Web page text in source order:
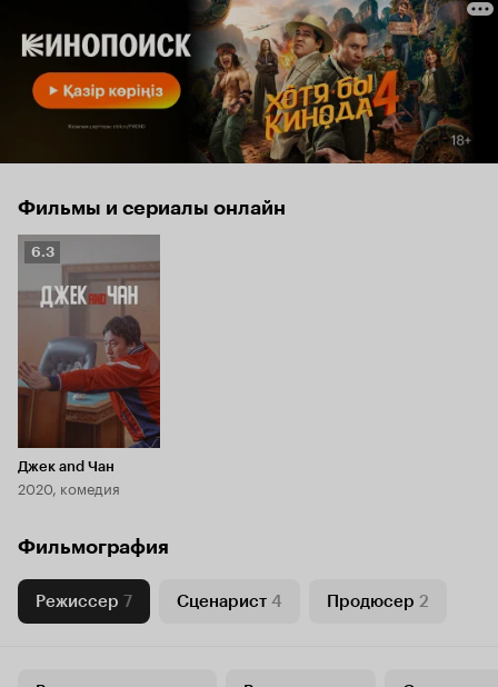
Фильмы и сериалы онлайн
Рейтинг
Кинопоиска
6.3
6.3
Джек and Чан
2020, комедия
Фильмография
Режиссер 7 Сценарист 4 Продюсер 2